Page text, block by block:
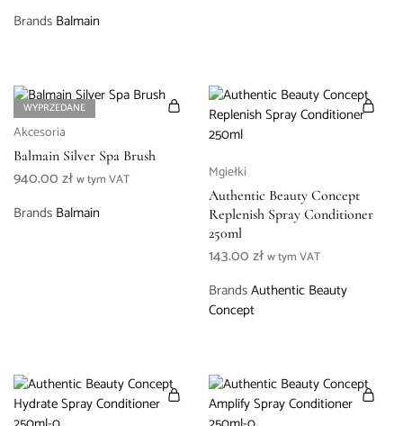
Brands Balmain
WYPRZEDANE
Akcesoria
Balmain Silver Spa Brush
940.00złw tym VAT
Brands Balmain
Mgiełki
Authentic Beauty Concept
Replenish Spray Conditioner
250ml
143.00zł w tym VAT
BrandsAuthentic Beauty
Concept